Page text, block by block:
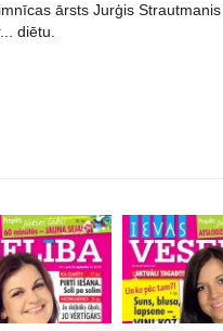
ārsts Jurģis
diētu.